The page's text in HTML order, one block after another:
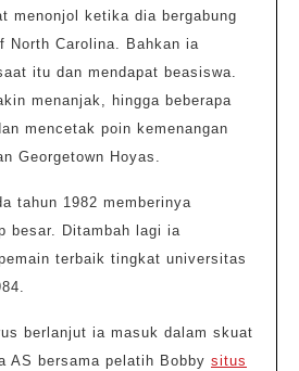
menonjol ketika dia bergabung
North Carolina. Bahkan ia
itu dan mendapat beasiswa.
menanjak, hingga beberapa
mencetak poin kemenangan
Georgetown Hoyas.
tahun 1982 memberinya
besar. Ditambah lagi ia
terbaik tingkat universitas
berlanjut ia masuk dalam skuat
AS bersama pelatih Bobby situs